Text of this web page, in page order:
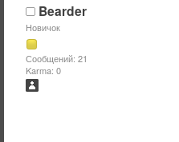
Bearder
Новичок
Сообщений: 21
Karma: 0